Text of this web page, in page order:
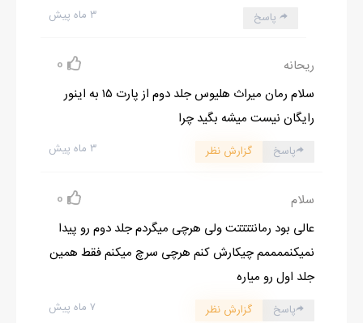
بودی. مطمئن باش اگه چیزی باشه اول به تو میگم.
سپس صندلی را عقب کشید و گفت:
_بهتره برم سراغ کارهام، این چند روز درگیرمراسم تولدم بودم همه
کارها افتاده بود گردن تو.
او دور شد.
دستکش‌های کار خود را از آن خارج کرد.
از بالکن پایین رفت و عمارت را دور زد. مزرعه پشت عمارت قرار داشت.
برای اینکه کمی سرحال شود، به سمت تاکستان کوچک که یک سوم
مزرعه را گرفته بود رفت.
۳ ماه پیش پاسخ
ریحانه 0
سلام رمان میراث هلیوس جلد دوم از پارت ۱۵ به اینور
رایگان نیست میشه بگید چرا
۳ ماه پیش پاسخ گزارش نظر
سلام 0
عالی بود رمانتتتتت ولی هرچی میگردم جلد دوم رو پیدا
نمیکنممممم چیکارش کنم هرچی سرچ میکنم فقط همین
جلد اول رو میاره
۷ ماه پیش پاسخ گزارش نظر